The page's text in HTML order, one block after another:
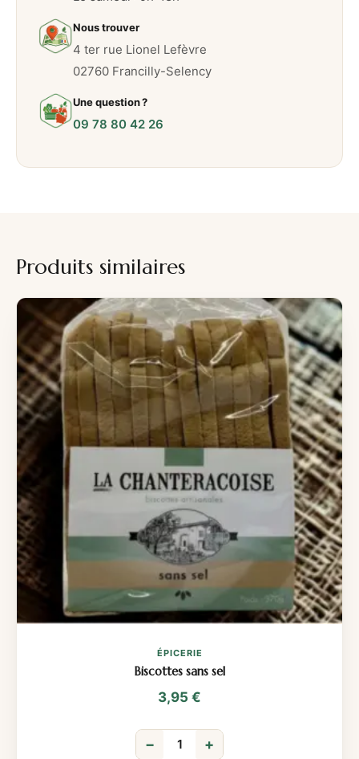
Nous trouver
4 ter rue Lionel Lefèvre
02760 Francilly-Selency
Une question ?
09 78 80 42 26
Produits similaires
ÉPICERIE
Biscottes sans sel
3,95 €
− +